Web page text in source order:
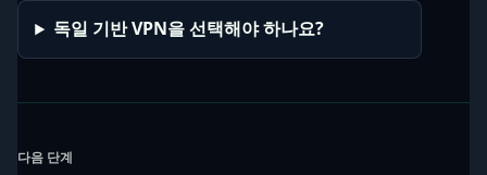
독일 기반 VPN을 선택해야 하나요?
다음 단계